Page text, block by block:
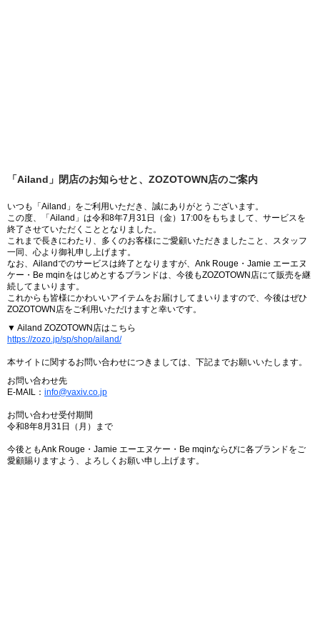
「Ailand」閉店のお知らせと、ZOZOTOWN店のご案内
いつも「Ailand」をご利用いただき、誠にありがとうございます。
この度、「Ailand」は令和8年7月31日（金）17:00をもちまして、サービスを
終了させていただくこととなりました。
これまで長きにわたり、多くのお客様にご愛顧いただきましたこと、スタッフ
一同、心より御礼申し上げます。
なお、Ailandでのサービスは終了となりますが、Ank Rouge・Jamie エーエヌ
ケー・Be mqinをはじめとするブランドは、今後もZOZOTOWN店にて販売を継
続してまいります。
これからも皆様にかわいいアイテムをお届けしてまいりますので、今後はぜひ
ZOZOTOWN店をご利用いただけますと幸いです。
▼ Ailand ZOZOTOWN店はこちら
https://zozo.jp/sp/shop/ailand/
本サイトに関するお問い合わせにつきましては、下記までお願いいたします。
お問い合わせ先
E-MAIL： info@vaxiv.co.jp
お問い合わせ受付期間
令和8年8月31日（月）まで
今後ともAnk Rouge・Jamie エーエヌケー・Be mqinならびに各ブランドをご
愛顧賜りますよう、よろしくお願い申し上げます。